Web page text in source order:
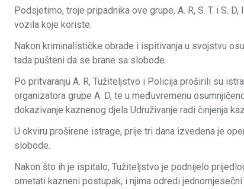
Podsjetimo, troje pripadnika ove grupe, A. R, S. T. i S.
vozila koje koriste.
Nakon kriminalističke obrade i ispitivanja u svojstvu
tada pušteni da se brane sa slobode.
Po pritvaranju A. R, Tužiteljstvo i Policija proširili su
organizatora grupe A. D, te u međuvremenu
dokazivanje kaznenog djela Udruživanje radi činjenja
U okviru proširene istrage, prije tri dana izvedena je
slobode.
Nakon što ih je ispitalo, Tužiteljstvo je podnijelo
ometati kazneni postupak, i njima odredi